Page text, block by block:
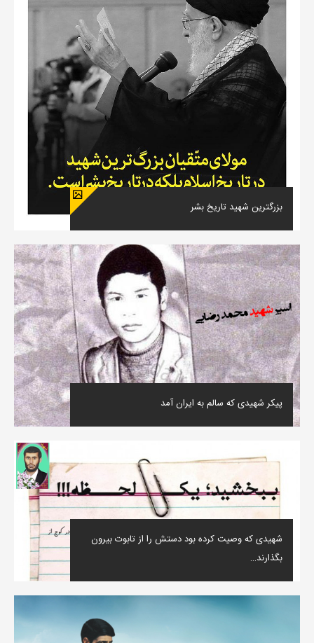
بزرگترین شهید تاریخ بشر
پیکر شهیدی که سالم به ایران آمد
شهیدی که وصیت کرده بود دستش را از تابوت بیرون
بگذارند…